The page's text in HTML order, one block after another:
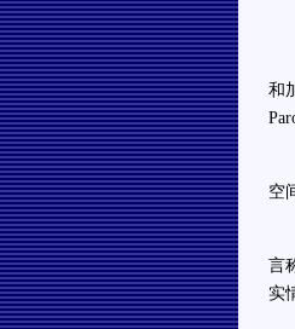
“
和
“
空
言
实